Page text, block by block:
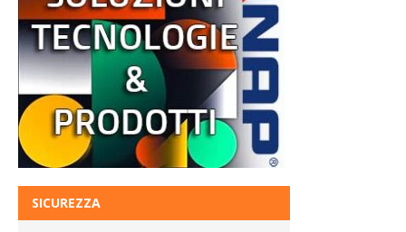
SICUREZZA